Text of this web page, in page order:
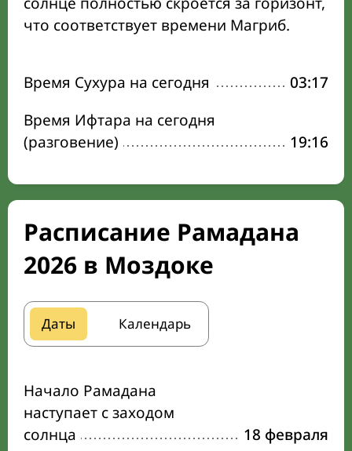
что соответствует времени Магриб.
Время Сухура на сегодня
03:17
Время Ифтара на сегодня
(разговение)
19:16
Расписание Рамадана
2026 в Моздоке
Даты Календарь
Начало Рамадана
наступает с заходом
солнца
18 февраля